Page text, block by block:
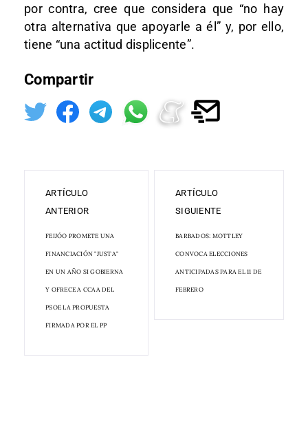
por contra, cree que considera que “no hay
otra alternativa que apoyarle a él” y, por ello,
tiene “una actitud displicente”.
Compartir
ARTÍCULO
ANTERIOR
FEIJÓO PROMETE UNA
FINANCIACIÓN "JUSTA"
EN UN AÑO SI GOBIERNA
Y OFRECE A CCAA DEL
PSOE LA PROPUESTA
FIRMADA POR EL PP
ARTÍCULO
SIGUIENTE
BARBADOS: MOTTLEY
CONVOCA ELECCIONES
ANTICIPADAS PARA EL 11 DE
FEBRERO